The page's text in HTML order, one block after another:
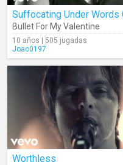
Bullet For My Valentine
10 años | 505 jugadas
Joao0197
Worthless